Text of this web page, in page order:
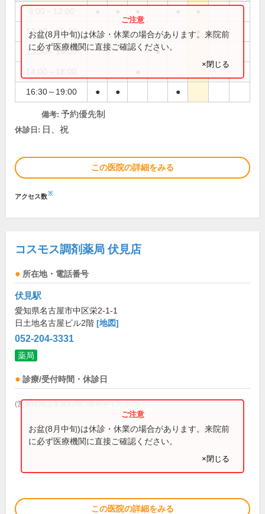
13:30～15:30
13:30～16:00 ●
16:30～19:00 ● ● ●
お盆(8月中旬)は休診・休業の場合があります。来院前
に必ず医療機関に直接ご確認ください。
×閉じる
備考: 予約優先制
休診日: 日、祝
この医院の詳細をみる
アクセス数※
コスモス調剤薬局 伏見店
所在地・電話番号
伏見駅
愛知県名古屋市中区栄2-1-1
日土地名古屋ビル2階 [地図]
052-204-3331
薬局
診療/受付時間・休診日
(営業時間は直接お問い合わせください)
お盆(8月中旬)は休診・休業の場合があります。来院前
に必ず医療機関に直接ご確認ください。
×閉じる
この医院の詳細をみる